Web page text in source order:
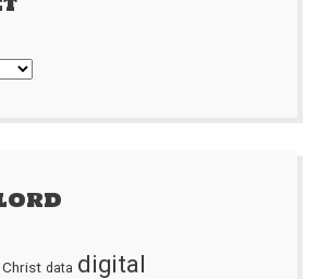
Christ data digital